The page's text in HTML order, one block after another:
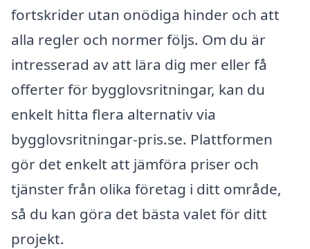
fortskrider utan onödiga hinder och att
alla regler och normer följs. Om du är
intresserad av att lära dig mer eller få
offerter för bygglovsritningar, kan du
enkelt hitta flera alternativ via
bygglovsritningar-pris.se. Plattformen
gör det enkelt att jämföra priser och
tjänster från olika företag i ditt område,
så du kan göra det bästa valet för ditt
projekt.